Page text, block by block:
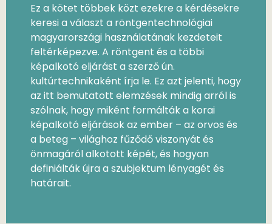
Ez a kötet többek közt ezekre a kérdésekre
keresi a választ a röntgentechnológiai
magyarországi használatának kezdeteit
feltérképezve. A röntgent és a többi
képalkotó eljárást a szerző ún.
kultúrtechnikaként írja le. Ez azt jelenti, hogy
az itt bemutatott elemzések mindig arról is
szólnak, hogy miként formálták a korai
képalkotó eljárások az ember – az orvos és
a beteg – világhoz fűződő viszonyát és
önmagáról alkotott képét, és hogyan
definiálták újra a szubjektum lényagét és
határait.